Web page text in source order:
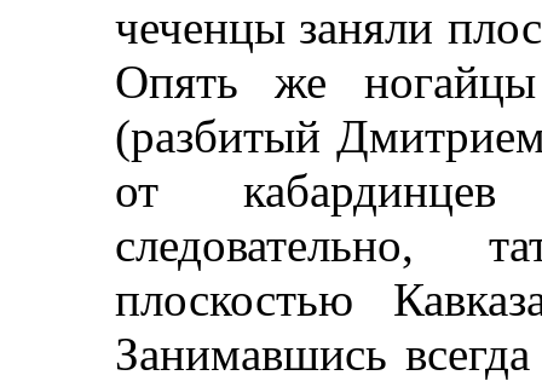
чеченцы заняли
Опять же
(разбитый
от
следовательно,
плоскостью
Занимавшись